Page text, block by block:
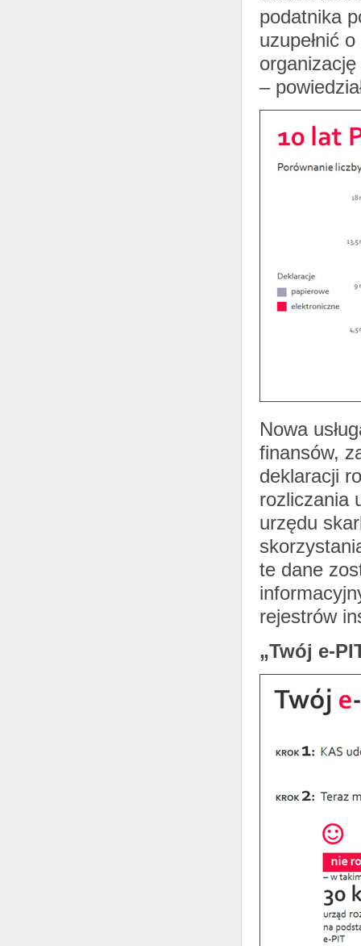
podatnika
uzupełnić
–
Nowa
finansów,
deklaracji
rozliczania
urzędu
te dane
rejestrów
„Twój e-